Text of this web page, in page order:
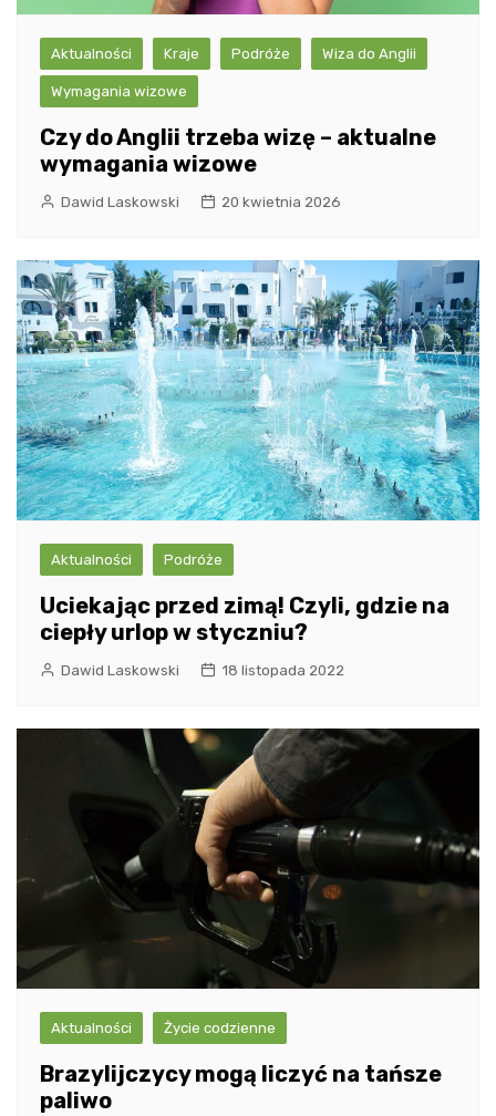
Aktualności Kraje Podróże Wiza do Anglii
Wymagania wizowe
Czy do Anglii trzeba wizę – aktualne
wymagania wizowe
Dawid Laskowski 20 kwietnia 2026
Aktualności Podróże
Uciekając przed zimą! Czyli, gdzie na
ciepły urlop w styczniu?
Dawid Laskowski 18 listopada 2022
Aktualności Życie codzienne
Brazylijczycy mogą liczyć na tańsze
paliwo